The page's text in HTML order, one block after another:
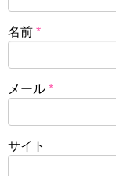
名前 *
メール *
サイト